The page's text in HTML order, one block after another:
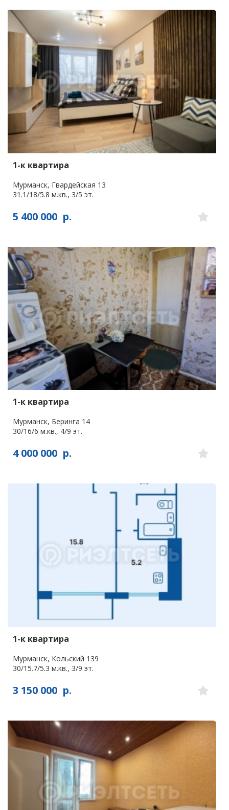
1-к квартира
Мурманск, Гвардейская 13
31.1/18/5.8 м.кв., 3/5 эт.
5 400 000 р.
1-к квартира
Мурманск, Беринга 14
30/16/6 м.кв., 4/9 эт.
4 000 000 р.
1-к квартира
Мурманск, Кольский 139
30/15.7/5.3 м.кв., 3/9 эт.
3 150 000 р.